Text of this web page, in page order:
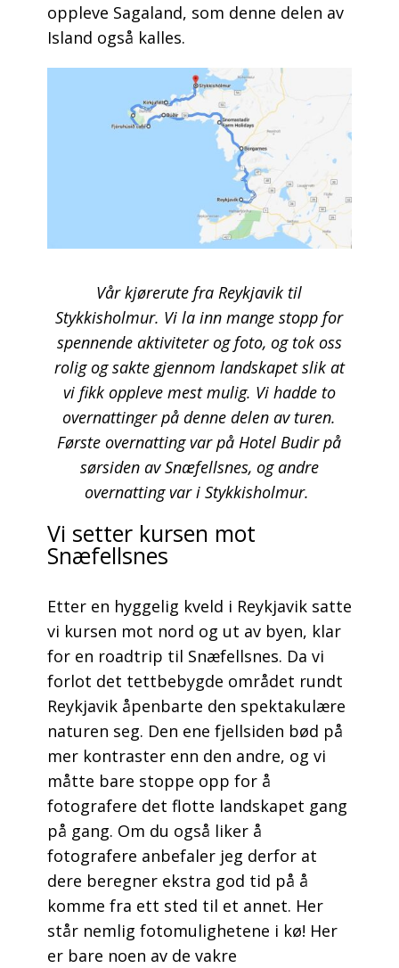
oppleve Sagaland, som denne delen av
Island også kalles.
Vår kjørerute fra Reykjavik til
Stykkisholmur. Vi la inn mange stopp for
spennende aktiviteter og foto, og tok oss
rolig og sakte gjennom landskapet slik at
vi fikk oppleve mest mulig. Vi hadde to
overnattinger på denne delen av turen.
Første overnatting var på Hotel Budir på
sørsiden av Snæfellsnes, og andre
overnatting var i Stykkisholmur.
Vi setter kursen mot
Snæfellsnes
Etter en hyggelig kveld i Reykjavik satte
vi kursen mot nord og ut av byen, klar
for en roadtrip til Snæfellsnes. Da vi
forlot det tettbebygde området rundt
Reykjavik åpenbarte den spektakulære
naturen seg. Den ene fjellsiden bød på
mer kontraster enn den andre, og vi
måtte bare stoppe opp for å
fotografere det flotte landskapet gang
på gang. Om du også liker å
fotografere anbefaler jeg derfor at
dere beregner ekstra god tid på å
komme fra ett sted til et annet. Her
står nemlig fotomulighetene i kø! Her
er bare noen av de vakre